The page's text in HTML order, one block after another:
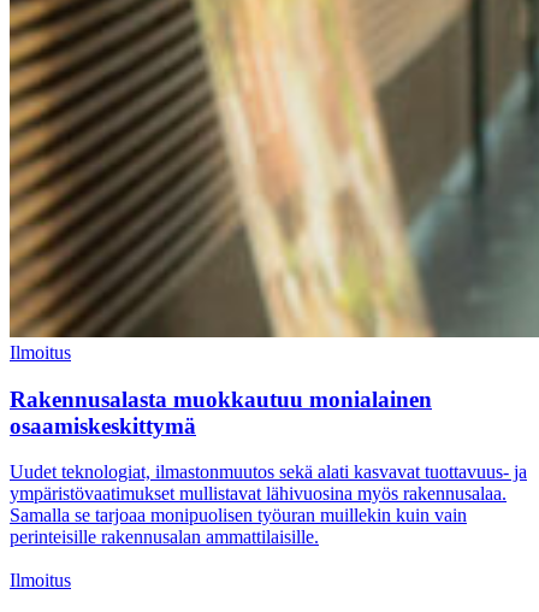
Ilmoitus
Rakennusalasta muokkautuu monialainen
osaamiskeskittymä
Uudet teknologiat, ilmastonmuutos sekä alati kasvavat tuottavuus- ja
ympäristövaatimukset mullistavat lähivuosina myös rakennusalaa.
Samalla se tarjoaa monipuolisen työuran muillekin kuin vain
perinteisille rakennusalan ammattilaisille.
Ilmoitus